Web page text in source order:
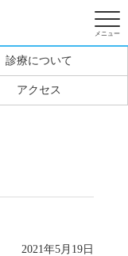
診療について
アクセス
2021年5月19日